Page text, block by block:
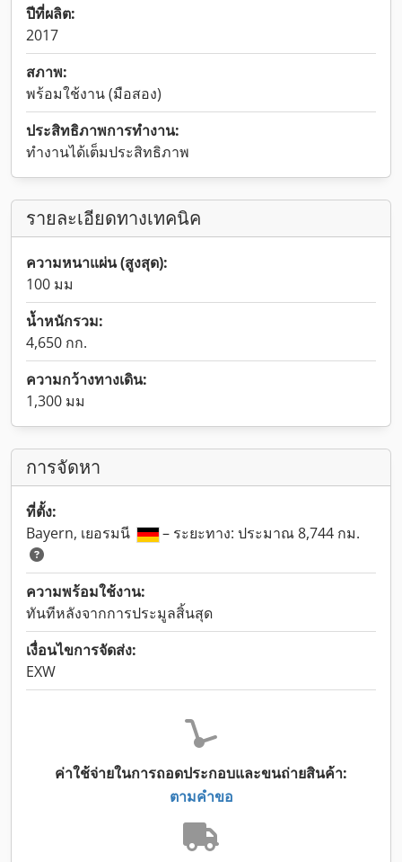
ปีที่ผลิต:
2017
สภาพ:
พร้อมใช้งาน (มือสอง)
ประสิทธิภาพการทำงาน:
ทำงานได้เต็มประสิทธิภาพ
รายละเอียดทางเทคนิค
ความหนาแผ่น (สูงสุด):
100 มม
น้ำหนักรวม:
4,650 กก.
ความกว้างทางเดิน:
1,300 มม
การจัดหา
ที่ตั้ง:
Bayern, เยอรมนี
– ระยะทาง: ประมาณ 8,744 กม.
ความพร้อมใช้งาน:
ทันทีหลังจากการประมูลสิ้นสุด
เงื่อนไขการจัดส่ง:
EXW
ค่าใช้จ่ายในการถอดประกอบและขนถ่ายสินค้า:
ตามคำขอ